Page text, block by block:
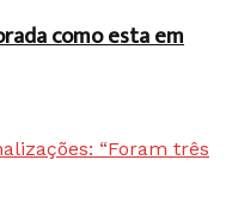
como esta em